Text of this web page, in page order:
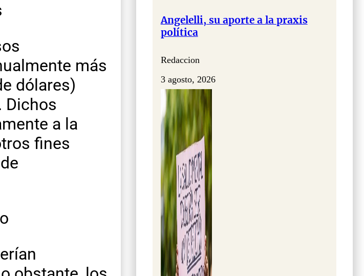
más
dólares)
Dichos
a la
fines
Angelelli, su aporte a la praxis
política
Redaccion
3 agosto, 2026